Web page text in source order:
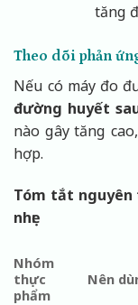
tăng
Theo dõi phản
Nếu có máy đo
đường huyết
nào gây tăng
hợp.
Tóm tắt
nhẹ:
Nhóm
thực
phẩm
Nên